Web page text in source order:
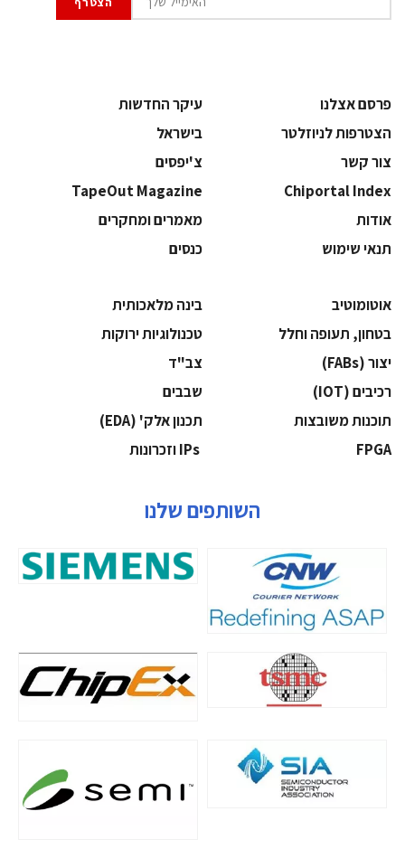
פרסם אצלנו
עיקר החדשות
הצטרפות לניוזלטר
בישראל
צור קשר
צ'יפסים
Chiportal Index
TapeOut Magazine
אודות
מאמרים ומחקרים
תנאי שימוש
כנסים
אוטומוטיב
בינה מלאכותית
בטחון, תעופה וחלל
‫טכנולוגיות ירוקות‬
‫יצור (‪(FABs‬‬
‫צב"ד‬
‫רכיבים‬ (IOT)
‫שבבים‬
‫תוכנות משובצות‬
‫תכנון אלק' (‪(EDA‬‬
‫‪FPGA‬‬
השותפים שלנו